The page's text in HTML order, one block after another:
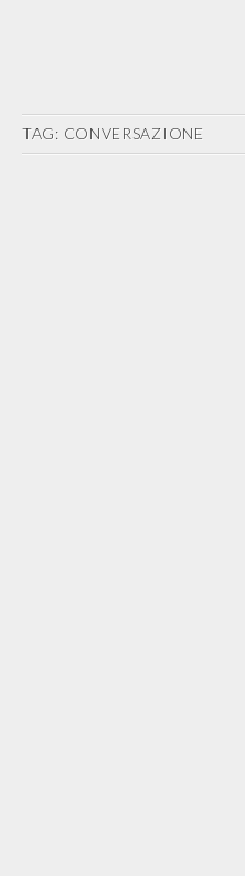
TAG: CONVERSAZIONE